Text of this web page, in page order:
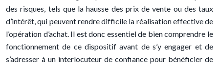
des risques, tels que la hausse des prix de vente ou des taux
d’intérêt, qui peuvent rendre difficile la réalisation effective de
l’opération d’achat. Il est donc essentiel de bien comprendre le
fonctionnement de ce dispositif avant de s’y engager et de
s’adresser à un interlocuteur de confiance pour bénéficier de